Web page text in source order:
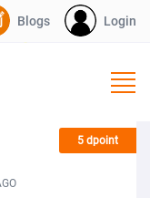
Login
Blogs
5 dpoint